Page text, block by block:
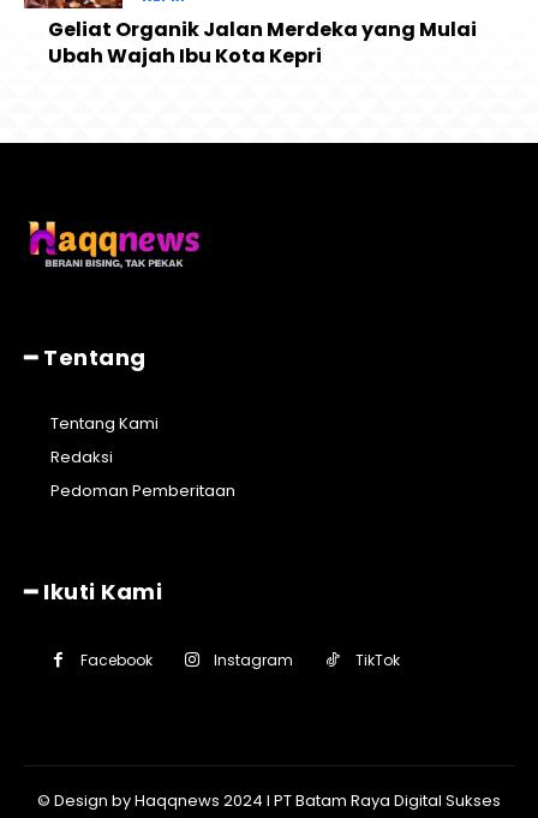
Geliat Organik Jalan Merdeka yang Mulai
Ubah Wajah Ibu Kota Kepri
━ Tentang
Tentang Kami
Redaksi
Pedoman Pemberitaan
━ Ikuti Kami
Facebook Instagram TikTok
© Design by Haqqnews 2024 I PT Batam Raya Digital Sukses